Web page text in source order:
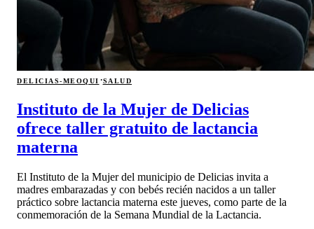
DELICIAS-MEOQUI ·SALUD
Instituto de la Mujer de Delicias
ofrece taller gratuito de lactancia
materna
El Instituto de la Mujer del municipio de Delicias invita a
madres embarazadas y con bebés recién nacidos a un taller
práctico sobre lactancia materna este jueves, como parte de la
conmemoración de la Semana Mundial de la Lactancia.